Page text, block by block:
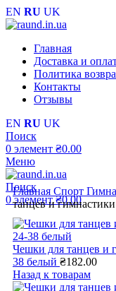
EN RU UK
Главная
Доставка и
Политика
Контакты
Отзывы
EN RU UK
Поиск
0 элемент ₴0.00
Меню
Поиск
0элемент ₴0.00
Главная Спорт
танцев и
Чешки для танцев и
38 белый ₴182.00
Назад к товарам